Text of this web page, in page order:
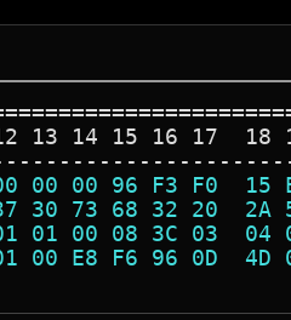
13 14 15 16 17  18
00 00 96 F3 F0
30 73 68 32 20
01 00 08 3C 03
00 E8 F6 96 0D
0A 4E